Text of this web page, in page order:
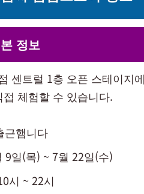
정보
센트럴 1층 오픈 스테이지
체험할 수 있습니다.
근햄니다
9일(목) ~ 7월 22일(수)
시 ~ 22시